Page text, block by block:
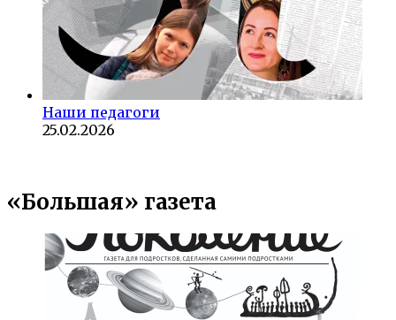
Наши педагоги
25.02.2026
«Большая» газета